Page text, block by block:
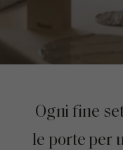
Ogni fine
le porte per